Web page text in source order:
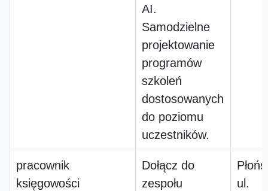
AI.
Samodzielne
projektowanie
programów
szkoleń
dostosowanych
do poziomu
uczestników.
pracownik
księgowości
Dołącz do
zespołu
ul.